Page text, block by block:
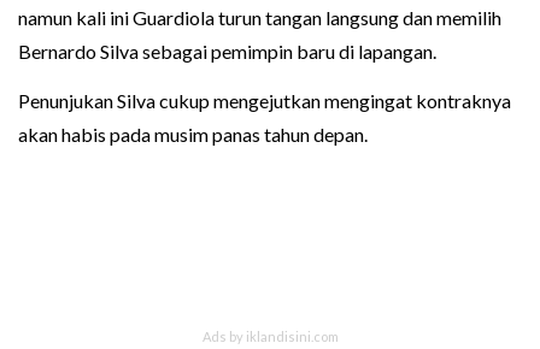
namun kali ini Guardiola turun tangan langsung dan memilih
Bernardo Silva sebagai pemimpin baru di lapangan.
Penunjukan Silva cukup mengejutkan mengingat kontraknya
akan habis pada musim panas tahun depan.